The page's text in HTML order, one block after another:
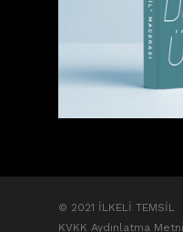
© 2021 İLKELİ TEMSİL
KVKK Aydınlatma Metni